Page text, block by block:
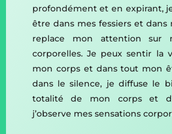
profondément et en expirant,
être dans mes fessiers et dans
replace mon attention sur
corporelles. Je peux sentir la
mon corps et dans tout mon
dans le silence, je diffuse le
totalité de mon corps et
j’observe mes sensations